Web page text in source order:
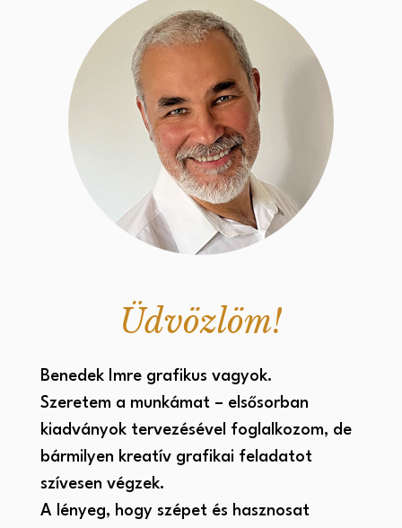
Üdvözlöm!
Benedek Imre grafikus vagyok.
Szeretem a munkámat – elsősorban
kiadványok tervezésével foglalkozom, de
bármilyen kreatív grafikai feladatot
szívesen végzek.
A lényeg, hogy szépet és hasznosat